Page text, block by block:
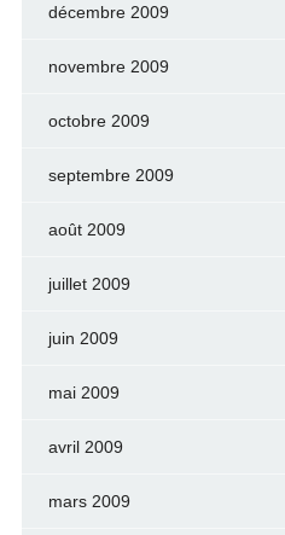
décembre 2009
novembre 2009
octobre 2009
septembre 2009
août 2009
juillet 2009
juin 2009
mai 2009
avril 2009
mars 2009